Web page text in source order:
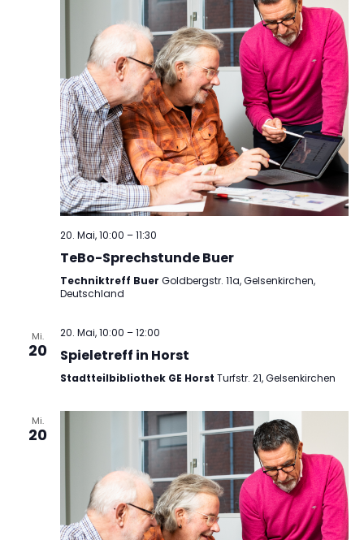
20. Mai, 10:00 –11:30
TeBo-Sprechstunde Buer
Techniktreff Buer Goldbergstr. 11a, Gelsenkirchen,
Deutschland
Mi.
20
20. Mai, 10:00 –12:00
Spieletreff in Horst
Stadtteilbibliothek GE Horst Turfstr. 21, Gelsenkirchen
Mi.
20